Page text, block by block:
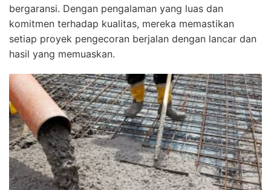
bergaransi. Dengan pengalaman yang luas dan
komitmen terhadap kualitas, mereka memastikan
setiap proyek pengecoran berjalan dengan lancar dan
hasil yang memuaskan.